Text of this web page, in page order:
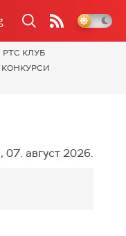
РТС КЛУБ
КОНКУРСИ
07. август 2026.